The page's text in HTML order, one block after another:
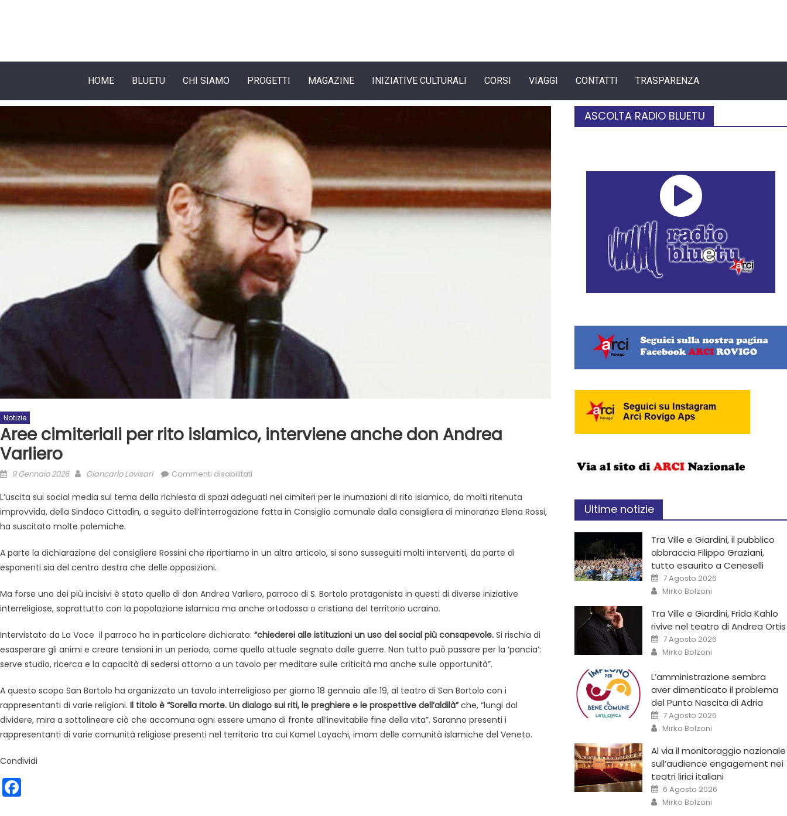
HOME BLUETU CHI SIAMO PROGETTI MAGAZINE INIZIATIVE CULTURALI CORSI VIAGGI CONTATTI TRASPARENZA
Notizie
Aree cimiteriali per rito islamico, interviene anche don Andrea
Varliero
9 Gennaio 2026 Giancarlo Lovisari Commenti disabilitati
L’uscita sui social media sul tema della richiesta di spazi adeguati nei cimiteri per le inumazioni di rito islamico, da molti ritenuta
improvvida, della Sindaco Cittadin, a seguito dell’interrogazione fatta in Consiglio comunale dalla consigliera di minoranza Elena Rossi,
ha suscitato molte polemiche.
A parte la dichiarazione del consigliere Rossini che riportiamo in un altro articolo, si sono susseguiti molti interventi, da parte di
esponenti sia del centro destra che delle opposizioni.
Ma forse uno dei più incisivi è stato quello di don Andrea Varliero, parroco di S. Bortolo protagonista in questi di diverse iniziative
interreligiose, soprattutto con la popolazione islamica ma anche ortodossa o cristiana del territorio ucraino.
Intervistato da La Voce il parroco ha in particolare dichiarato: “chiederei alle istituzioni un uso dei social più consapevole. Si rischia di
esasperare gli animi e creare tensioni in un periodo, come quello attuale segnato dalle guerre. Non tutto può passare per la ‘pancia’:
serve studio, ricerca e la capacità di sedersi attorno a un tavolo per meditare sulle criticità ma anche sulle opportunità”.
A questo scopo San Bortolo ha organizzato un tavolo interreligioso per giorno 18 gennaio alle 19, al teatro di San Bortolo con i
rappresentanti di varie religioni. Il titolo è “Sorella morte. Un dialogo sui riti, le preghiere e le prospettive dell’aldilà”che, “lungi dal
dividere, mira a sottolineare ciò che accomuna ogni essere umano di fronte all’inevitabile fine della vita”. Saranno presenti i
rappresentanti di varie comunità religiose presenti nel territorio tra cui Kamel Layachi, imam delle comunità islamiche del Veneto.
Condividi
ASCOLTA RADIO BLUETU
Ultime notizie
Tra Ville e Giardini, il pubblico
abbraccia Filippo Graziani,
tutto esaurito a Ceneselli
7 Agosto 2026
Mirko Bolzoni
Tra Ville e Giardini, Frida Kahlo
rivive nel teatro di Andrea Ortis
7 Agosto 2026
Mirko Bolzoni
L’amministrazione sembra
aver dimenticato il problema
del Punto Nascita di Adria
7 Agosto 2026
Mirko Bolzoni
Al via il monitoraggio nazionale
sull’audience engagement nei
teatri lirici italiani
6 Agosto 2026
Mirko Bolzoni